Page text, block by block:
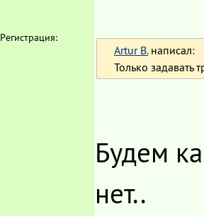
Регистрация:
Artur B.написал:
Только задавать
Будем
нет..